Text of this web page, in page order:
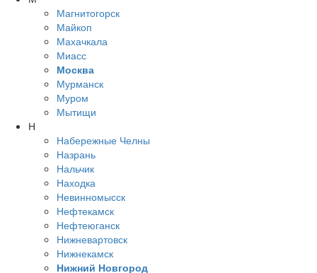
Магнитогорск
Майкоп
Махачкала
Миасс
Москва
Мурманск
Муром
Мытищи
Н
Набережные Челны
Назрань
Нальчик
Находка
Невинномысск
Нефтекамск
Нефтеюганск
Нижневартовск
Нижнекамск
Нижний Новгород